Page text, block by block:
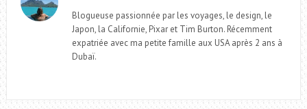
Blogueuse passionnée par les voyages, le design, le
Japon, la Californie, Pixar et Tim Burton. Récemment
expatriée avec ma petite famille aux USA après 2 ans à
Dubaï.